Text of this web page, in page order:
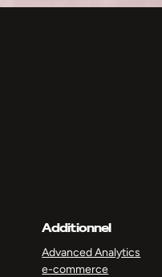
Additionnel
Advanced Analytics
e-commerce